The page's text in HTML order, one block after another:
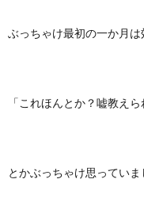
ぶっちゃけ最初の一か月は
「これほんとか？嘘教え
とかぶっちゃけ思っていま